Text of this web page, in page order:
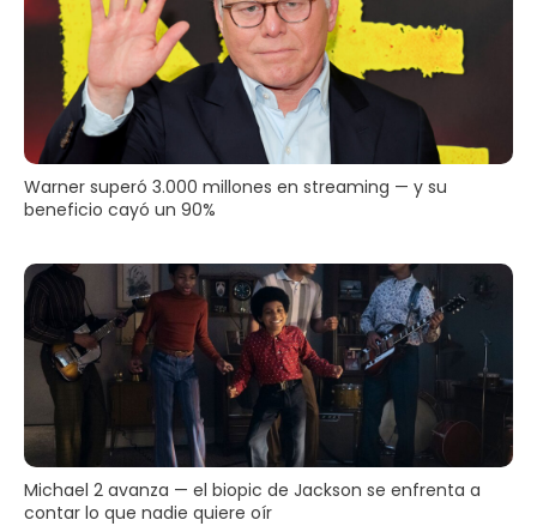
Warner superó 3.000 millones en streaming — y su
beneficio cayó un 90%
Michael 2 avanza — el biopic de Jackson se enfrenta a
contar lo que nadie quiere oír